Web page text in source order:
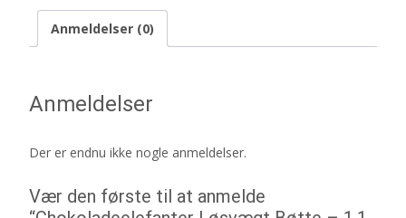
Anmeldelser (0)
Anmeldelser
Der er endnu ikke nogle anmeldelser.
Vær den første til at anmelde